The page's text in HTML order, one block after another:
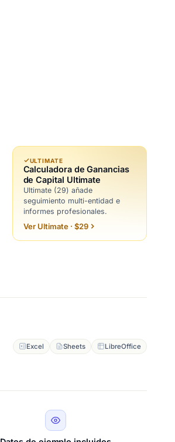
ULTIMATE
Calculadora de Ganancias
de Capital Ultimate
Ultimate (29) añade
seguimiento multi-entidad e
informes profesionales.
Ver Ultimate · $29
Excel Sheets LibreOffice